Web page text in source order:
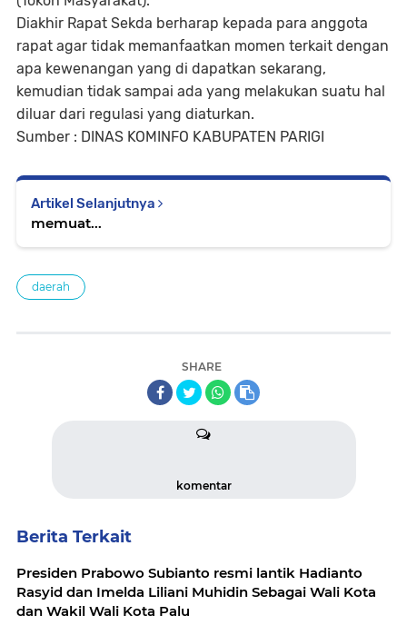
Diakhir Rapat Sekda berharap kepada para anggota
rapat agar tidak memanfaatkan momen terkait dengan
apa kewenangan yang di dapatkan sekarang,
kemudian tidak sampai ada yang melakukan suatu hal
diluar dari regulasi yang diaturkan.
Sumber : DINAS KOMINFO KABUPATEN PARIGI
Artikel Selanjutnya
memuat...
daerah
SHARE
komentar
Berita Terkait
Presiden Prabowo Subianto resmi lantik Hadianto
Rasyid dan Imelda Liliani Muhidin Sebagai Wali Kota
dan Wakil Wali Kota Palu